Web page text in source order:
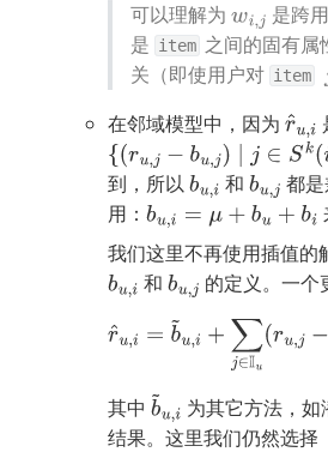
可以理解为 wi,j 是跨
是 item 之间的固有属
关（即使用户对 item j
在邻域模型中，因为 r^u i
{ ru,j− bu j)∣j∈ k( u }
到，所以 bu,i 和 bu,j 都
用： bu,i =μ +b u+ bi
我们这里不再使用插值的
bu,i 和 bu,j 的定义。一个
r ^ u,i= b~u ,i+ ∑j∈ Iu(r u j−
其中 b~u ,i
为其它方法，
结果。这里我们仍然选择